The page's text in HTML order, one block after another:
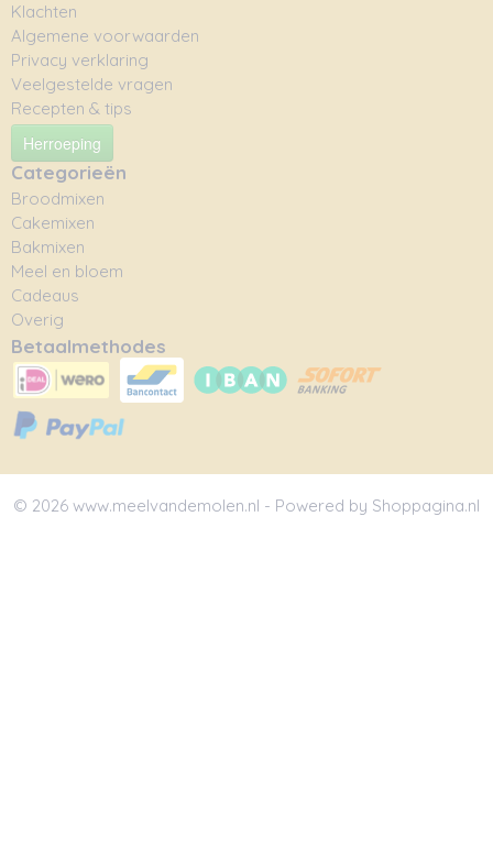
Klachten
Algemene voorwaarden
Privacy verklaring
Veelgestelde vragen
Recepten & tips
Herroeping
Categorieën
Broodmixen
Cakemixen
Bakmixen
Meel en bloem
Cadeaus
Overig
Betaalmethodes
© 2026 www.meelvandemolen.nl - Powered by Shoppagina.nl